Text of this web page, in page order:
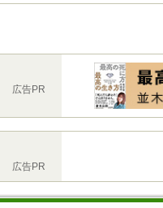
広告PR
広告PR